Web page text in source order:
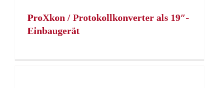
ProXkon / Protokollkonverter als 19″-
Einbaugerät